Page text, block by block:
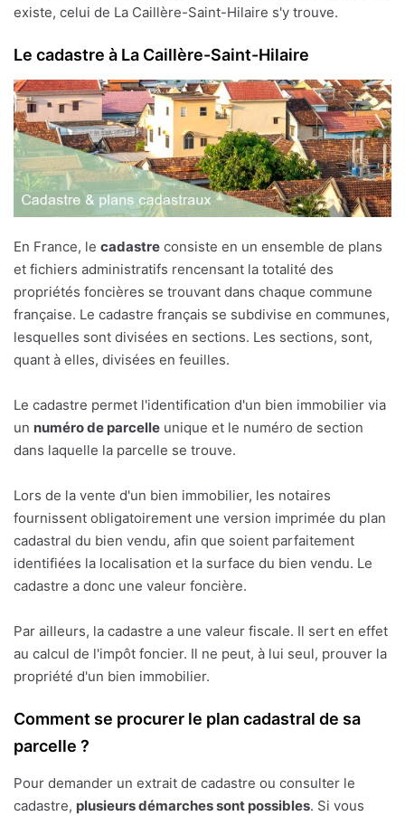
existe, celui de La Caillère-Saint-Hilaire s'y trouve.
Le cadastre à La Caillère-Saint-Hilaire
En France, le cadastre consiste en un ensemble de plans
et fichiers administratifs rencensant la totalité des
propriétés foncières se trouvant dans chaque commune
française. Le cadastre français se subdivise en communes,
lesquelles sont divisées en sections. Les sections, sont,
quant à elles, divisées en feuilles.
Le cadastre permet l'identification d'un bien immobilier via
un numéro de parcelle unique et le numéro de section
dans laquelle la parcelle se trouve.
Lors de la vente d'un bien immobilier, les notaires
fournissent obligatoirement une version imprimée du plan
cadastral du bien vendu, afin que soient parfaitement
identifiées la localisation et la surface du bien vendu. Le
cadastre a donc une valeur foncière.
Par ailleurs, la cadastre a une valeur fiscale. Il sert en effet
au calcul de l'impôt foncier. Il ne peut, à lui seul, prouver la
propriété d'un bien immobilier.
Comment se procurer le plan cadastral de sa
parcelle ?
Pour demander un extrait de cadastre ou consulter le
cadastre, plusieurs démarches sont possibles. Si vous